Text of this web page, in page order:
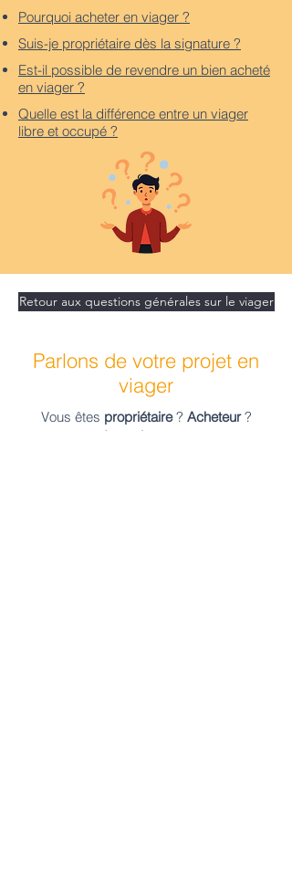
Pourquoi acheter en viager ?
Suis-je propriétaire dès la signature ?
Est-il possible de revendre un bien acheté
en viager ?
Quelle est la différence entre un viager
libre et occupé ?
Retour aux questions générales sur le viager
Parlons de votre projet en
viager
Vous êtes propriétaire? Acheteur?
Investisseur